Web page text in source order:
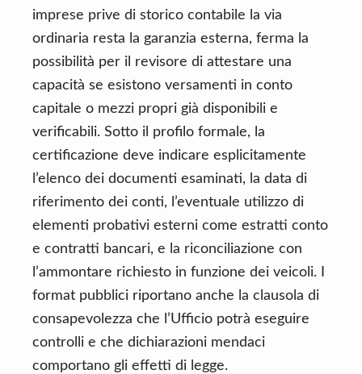
imprese prive di storico contabile la via
ordinaria resta la garanzia esterna, ferma la
possibilità per il revisore di attestare una
capacità se esistono versamenti in conto
capitale o mezzi propri già disponibili e
verificabili. Sotto il profilo formale, la
certificazione deve indicare esplicitamente
l’elenco dei documenti esaminati, la data di
riferimento dei conti, l’eventuale utilizzo di
elementi probativi esterni come estratti conto
e contratti bancari, e la riconciliazione con
l’ammontare richiesto in funzione dei veicoli. I
format pubblici riportano anche la clausola di
consapevolezza che l’Ufficio potrà eseguire
controlli e che dichiarazioni mendaci
comportano gli effetti di legge.